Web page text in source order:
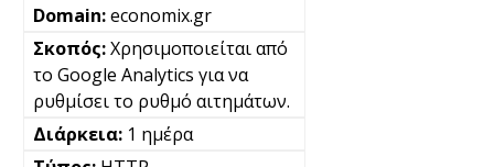
economix.gr
Χρησιμοποιείται από
το Google Analytics για να
ρυθμίσει το ρυθμό αιτημάτων.
1 ημέρα